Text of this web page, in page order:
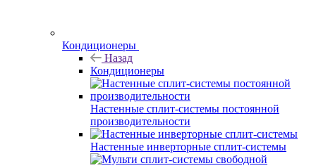
Кондиционеры
Назад
Кондиционеры
Настенные сплит-системы постоянной
производительности
Настенные инверторные сплит-системы